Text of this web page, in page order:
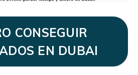
CONSEGUIR
EN DUBAI